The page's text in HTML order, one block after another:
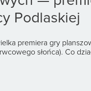
Podlaskiej
premiera gry
słońca). Co